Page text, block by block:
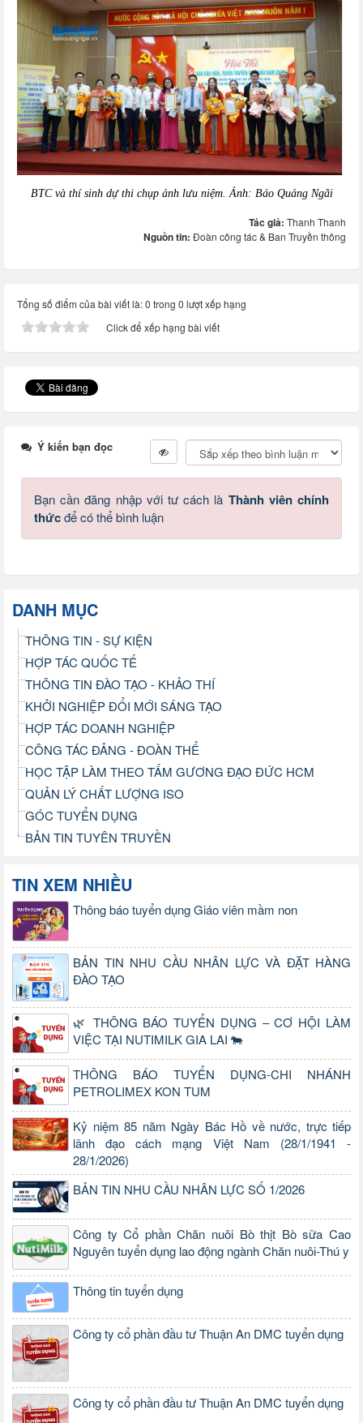
BTC và thí sinh dự thi chụp ảnh lưu niệm. Ảnh: Báo Quảng Ngãi
Tác giả: Thanh Thanh
Nguồn tin: Đoàn công tác & Ban Truyền thông
Tổng số điểm của bài viết là: 0 trong 0 lượt xếp hạng
Click để xếp hạng bài viết
Ý kiến bạn đọc
Bạn cần đăng nhập với tư cách là Thành viên chính
thứcđể có thể bình luận
DANH MỤC
THÔNG TIN - SỰ KIỆN
HỢP TÁC QUỐC TẾ
THÔNG TIN ĐÀO TẠO - KHẢO THÍ
KHỞI NGHIỆP ĐỔI MỚI SÁNG TẠO
HỢP TÁC DOANH NGHIỆP
CÔNG TÁC ĐẢNG - ĐOÀN THỂ
HỌC TẬP LÀM THEO TẤM GƯƠNG ĐẠO ĐỨC HCM
QUẢN LÝ CHẤT LƯỢNG ISO
GÓC TUYỂN DỤNG
BẢN TIN TUYÊN TRUYỀN
TIN XEM NHIỀU
Thông báo tuyển dụng Giáo viên mầm non
BẢN TIN NHU CẦU NHÂN LỰC VÀ ĐẶT HÀNG
ĐÀO TẠO
🌿 THÔNG BÁO TUYỂN DỤNG – CƠ HỘI LÀM
VIỆC TẠI NUTIMILK GIA LAI 🐄
THÔNG BÁO TUYỂN DỤNG-CHI NHÁNH
PETROLIMEX KON TUM
Kỷ niệm 85 năm Ngày Bác Hồ về nước, trực tiếp
lãnh đạo cách mạng Việt Nam (28/1/1941 -
28/1/2026)
BẢN TIN NHU CẦU NHÂN LỰC SỐ 1/2026
Công ty Cổ phần Chăn nuôi Bò thịt Bò sữa Cao
Nguyên tuyển dụng lao động ngành Chăn nuôi-Thú y
Thông tin tuyển dụng
Công ty cổ phần đầu tư Thuận An DMC tuyển dụng
Công ty cổ phần đầu tư Thuận An DMC tuyển dụng